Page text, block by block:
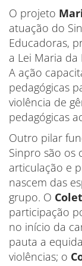
O projeto
atuação do
Educadoras,
a Lei Maria da
A ação
pedagógicas
violência de
pedagógicas
Outro pilar
Sinpro são os
articulação e
nascem das
grupo. O
participação
no início da
pauta a
violências; o